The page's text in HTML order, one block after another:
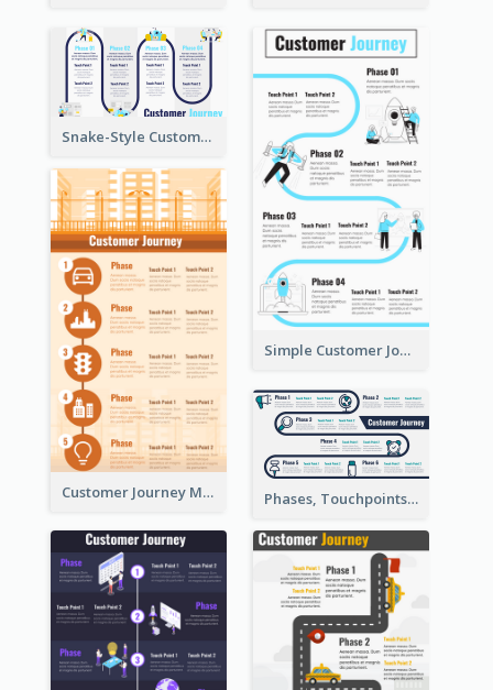
Snake-Style Customer Journey Map Template
Simple Customer Journey Map Template
Customer Journey Map for Infographic Phases, Touchpoints in Customer Journey Map